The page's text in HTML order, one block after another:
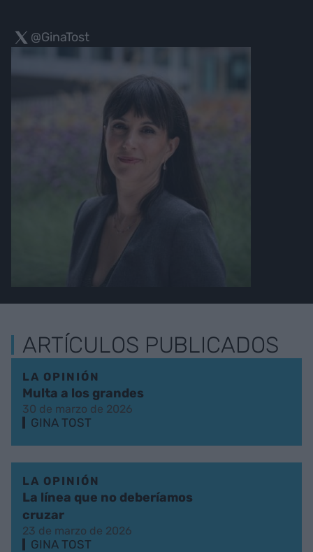
@GinaTost
ARTÍCULOS PUBLICADOS
LA OPINIÓN
Multa a los grandes
30 de marzo de 2026
GINA TOST
LA OPINIÓN
La línea que no deberíamos
cruzar
23 de marzo de 2026
GINA TOST